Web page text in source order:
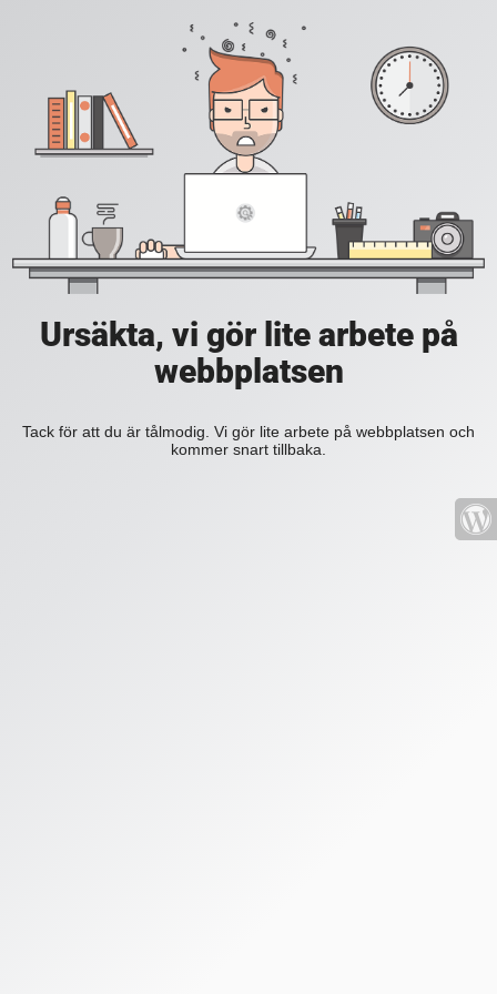
Ursäkta, vi gör lite arbete på
webbplatsen
Tack för att du är tålmodig. Vi gör lite arbete på webbplatsen och
kommer snart tillbaka.